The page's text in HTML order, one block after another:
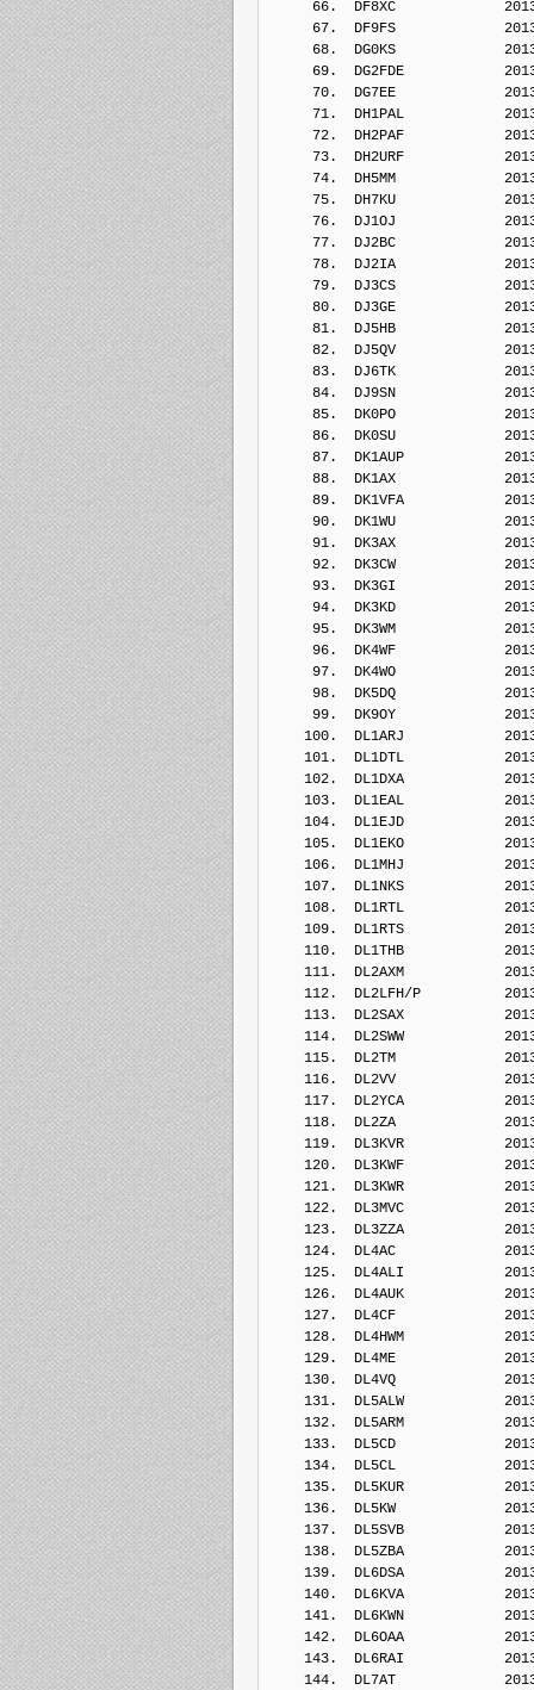
66.  DF8XC
67.  DF9FS
68.  DG0KS
69.  DG2FDE
70.  DG7EE
71.  DH1PAL
72.  DH2PAF
73.  DH2URF
74.  DH5MM
75.  DH7KU
76.  DJ1OJ
77.  DJ2BC
78.  DJ2IA
79.  DJ3CS
80.  DJ3GE
81.  DJ5HB
82.  DJ5QV
83.  DJ6TK
84.  DJ9SN
85.  DK0PO
86.  DK0SU
87.  DK1AUP
88.  DK1AX
89.  DK1VFA
90.  DK1WU
91.  DK3AX
92.  DK3CW
93.  DK3GI
94.  DK3KD
95.  DK3WM
96.  DK4WF
97.  DK4WO
98.  DK5DQ
99.  DK9OY
100.  DL1ARJ
101.  DL1DTL
102.  DL1DXA
103.  DL1EAL
104.  DL1EJD
105.  DL1EKO
106.  DL1MHJ
107.  DL1NKS
108.  DL1RTL
109.  DL1RTS
110.  DL1THB
111.  DL2AXM
112.  DL2LFH/P
113.  DL2SAX
114.  DL2SWW
115.  DL2TM
116.  DL2VV
117.  DL2YCA
118.  DL2ZA
119.  DL3KVR
120.  DL3KWF
121.  DL3KWR
122.  DL3MVC
123.  DL3ZZA
124.  DL4AC
125.  DL4ALI
126.  DL4AUK
127.  DL4CF
128.  DL4HWM
129.  DL4ME
130.  DL4VQ
131.  DL5ALW
132.  DL5ARM
133.  DL5CD
134.  DL5CL
135.  DL5KUR
136.  DL5KW
137.  DL5SVB
138.  DL5ZBA
139.  DL6DSA
140.  DL6KVA
141.  DL6KWN
142.  DL6OAA
143.  DL6RAI
144.  DL7AT